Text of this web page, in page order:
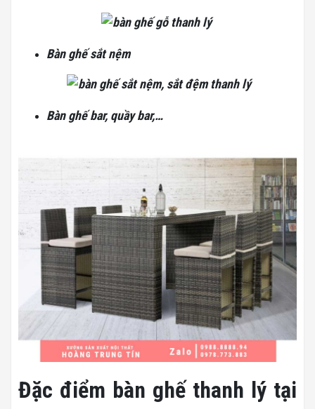
Bàn ghế sắt nệm
Bàn ghế bar, quầy bar,…
Đặc điểm bàn ghế thanh lý tại